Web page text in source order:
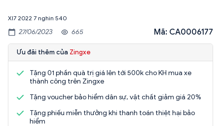
Xl7 2022 7 nghìn 540
27/06/2023 665 Mã: CA0006177
Ưu đãi thêm của Zingxe
Tặng 01 phần quà trị giá lên tới 500k cho KH mua xe
thành công trên Zingxe
Tặng voucher bảo hiểm dân sự, vật chất giảm giá 20%
Tặng phiếu miễn thưởng khi thanh toán thiệt hại bảo
hiểm